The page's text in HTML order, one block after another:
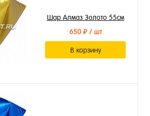
Шар Алмаз Золото 55см
650 ₽/ шт
В корзину